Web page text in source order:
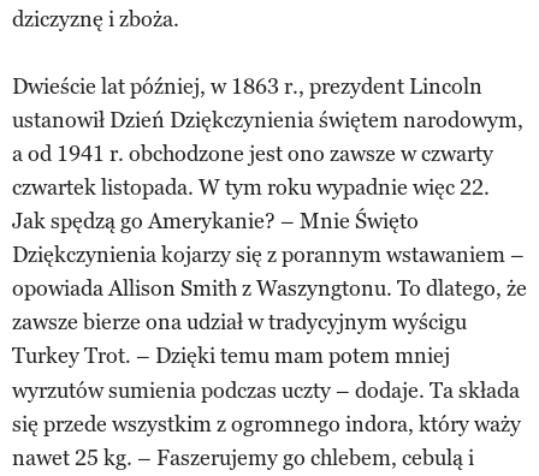
dziczyznę i zboża.
Dwieście lat później, w 1863 r., prezydent Lincoln
ustanowił Dzień Dziękczynienia świętem narodowym,
a od 1941 r. obchodzone jest ono zawsze w czwarty
czwartek listopada. W tym roku wypadnie więc 22.
Jak spędzą go Amerykanie? – Mnie Święto
Dziękczynienia kojarzy się z porannym wstawaniem –
opowiada Allison Smith z Waszyngtonu. To dlatego, że
zawsze bierze ona udział w tradycyjnym wyścigu
Turkey Trot. – Dzięki temu mam potem mniej
wyrzutów sumienia podczas uczty – dodaje. Ta składa
się przede wszystkim z ogromnego indora, który waży
nawet 25 kg. – Faszerujemy go chlebem, cebulą i